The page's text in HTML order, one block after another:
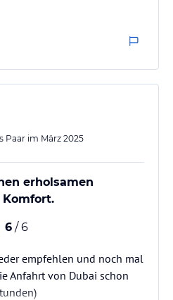
Paar im März 2025
erholsamen
6 / 6
empfehlen und noch mal
Anfahrt von Dubai schon